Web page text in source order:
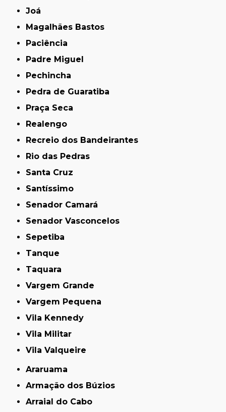
Joá
Magalhães Bastos
Paciência
Padre Miguel
Pechincha
Pedra de Guaratiba
Praça Seca
Realengo
Recreio dos Bandeirantes
Rio das Pedras
Santa Cruz
Santíssimo
Senador Camará
Senador Vasconcelos
Sepetiba
Tanque
Taquara
Vargem Grande
Vargem Pequena
Vila Kennedy
Vila Militar
Vila Valqueire
Araruama
Armação dos Búzios
Arraial do Cabo